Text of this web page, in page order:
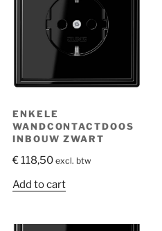
ENKELE
WANDCONTACTDOOS
INBOUW ZWART
€118,50 excl. btw
Add to cart